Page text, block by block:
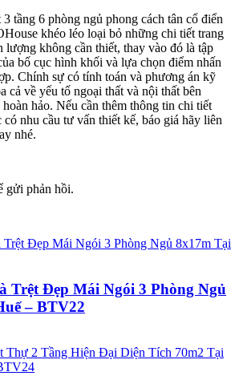
tầng 6 phòng ngủ phong cách tân cổ điển
khéo léo loại bỏ những chi tiết trang
lượng không cần thiết, thay vào đó là tập
bố cục hình khối và lựa chọn điểm nhấn
Chính sự có tính toán và phương án kỹ
cả về yếu tố ngoại thất và nội thất bên
hảo. Nếu cần thêm thông tin chi tiết
nhu cầu tư vấn thiết kế, báo giá hãy liên
nhé.
gửi phản hồi.
Trệt Đẹp Mái Ngói 3 Phòng Ngủ
– BTV22